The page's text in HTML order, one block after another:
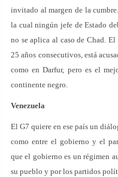
invitado al margen de la
la cual ningún jefe de Estado
no se aplica al caso de Chad. El
25 años consecutivos, está
como en Darfur, pero es el
continente negro.
Venezuela
El G7 quiere en ese país un
como entre el gobierno y el
que el gobierno es un régimen
su pueblo y por los partidos